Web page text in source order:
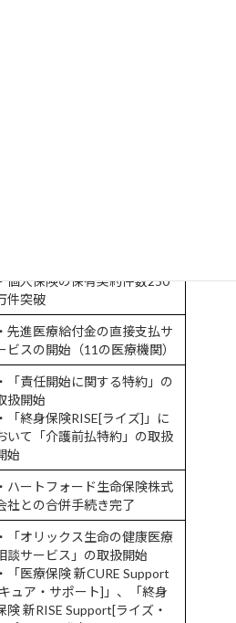
個人保険の保有契約件数250
件突破
・先進医療給付金の直接支払サ
ビスの開始（11の医療機関）
・「責任開始に関する特約」の
扱開始
・「終身保険RISE[ライズ]」に
いて「介護前払特約」の取扱
始
・ハートフォード生命保険株式
社との合併手続き完了
・「オリックス生命の健康医療
談サービス」の取扱開始
・「医療保険 新CURE Support
ュア・サポート]」、「終身
険 新RISE Support[ライズ・